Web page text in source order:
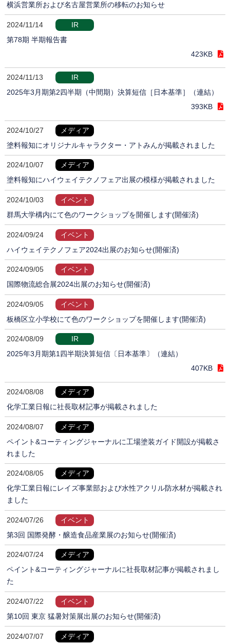
横浜営業所および名古屋営業所の移転のお知らせ
2024/11/14
IR
第78期 半期報告書
423KB
2024/11/13
IR
2025年3月期第2四半期（中間期）決算短信［日本基準］（連結）
393KB
2024/10/27
メディア
塗料報知にオリジナルキャラクター・アトみんが掲載されました
2024/10/07
メディア
塗料報知にハイウェイテクノフェア出展の模様が掲載されました
2024/10/03
イベント
群馬大学構内にて色のワークショップを開催します(開催済)
2024/09/24
イベント
ハイウェイテクノフェア2024出展のお知らせ(開催済)
2024/09/05
イベント
国際物流総合展2024出展のお知らせ(開催済)
2024/09/05
イベント
板橋区立小学校にて色のワークショップを開催します(開催済)
2024/08/09
IR
2025年3月期第1四半期決算短信〔日本基準〕（連結）
407KB
2024/08/08
メディア
化学工業日報に社長取材記事が掲載されました
2024/08/07
メディア
ペイント&コーティングジャーナルに工場塗装ガイド開設が掲載さ
れました
2024/08/05
メディア
化学工業日報にレイズ事業部および水性アクリル防水材が掲載され
ました
2024/07/26
イベント
第3回 国際発酵・醸造食品産業展のお知らせ(開催済)
2024/07/24
メディア
ペイント&コーティングジャーナルに社長取材記事が掲載されまし
た
2024/07/22
イベント
第10回 東京 猛暑対策展出展のお知らせ(開催済)
2024/07/07
メディア